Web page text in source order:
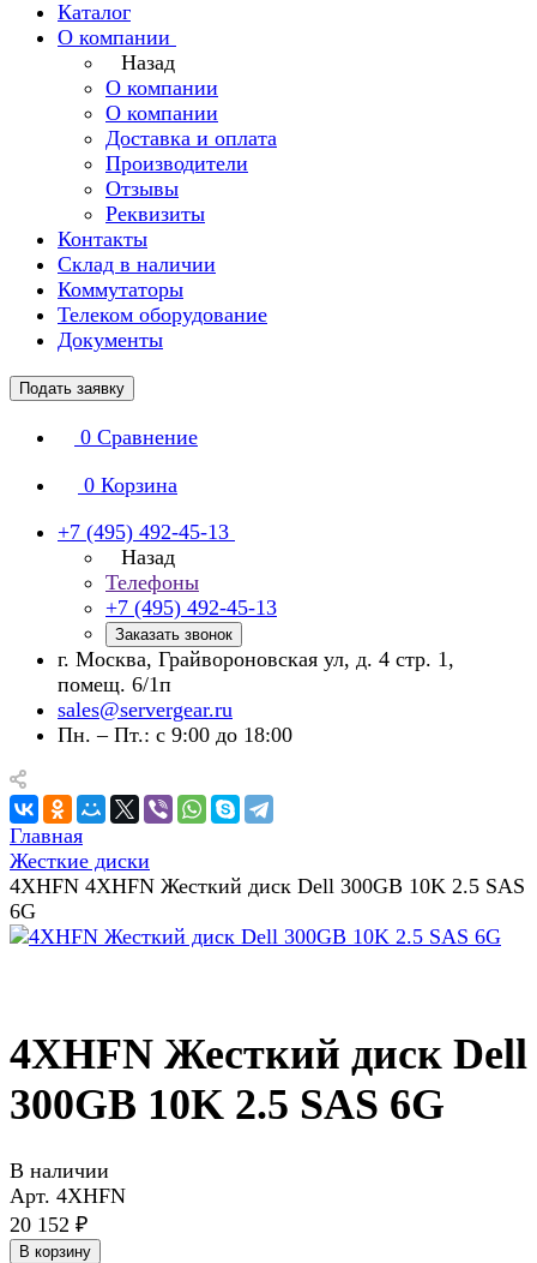
Каталог
О компании
Назад
О компании
О компании
Доставка и оплата
Производители
Отзывы
Реквизиты
Контакты
Склад в наличии
Коммутаторы
Телеком оборудование
Документы
Подать заявку
0 Сравнение
0 Корзина
+7 (495) 492-45-13
Назад
Телефоны
+7 (495) 492-45-13
Заказать звонок
г. Москва, Грайвороновская ул, д. 4 стр. 1,
помещ. 6/1п
sales@servergear.ru
Пн. – Пт.: с 9:00 до 18:00
Главная
Жесткие диски
4XHFN 4XHFN Жесткий диск Dell 300GB 10K 2.5 SAS
6G
4XHFN Жесткий диск Dell
300GB 10K 2.5 SAS 6G
В наличии
Арт. 4XHFN
20 152 ₽
В корзину